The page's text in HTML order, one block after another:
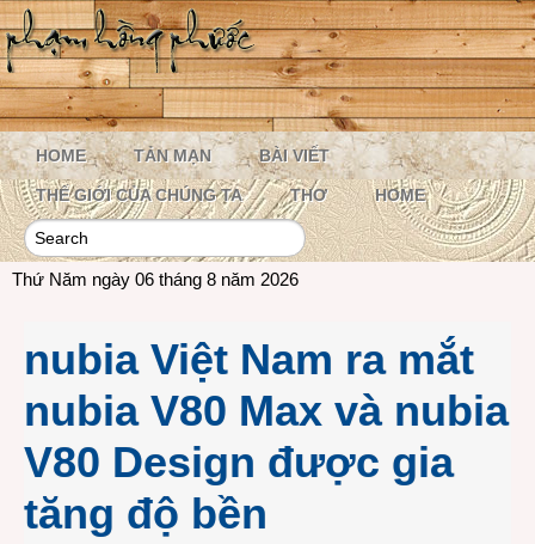
HOME TẢN MẠN BÀI VIẾT
THẾ GIỚI CỦA CHÚNG TA THƠ HOME
Thứ Năm ngày 06 tháng 8 năm 2026
nubia Việt Nam ra mắt
nubia V80 Max và nubia
V80 Design được gia
tăng độ bền